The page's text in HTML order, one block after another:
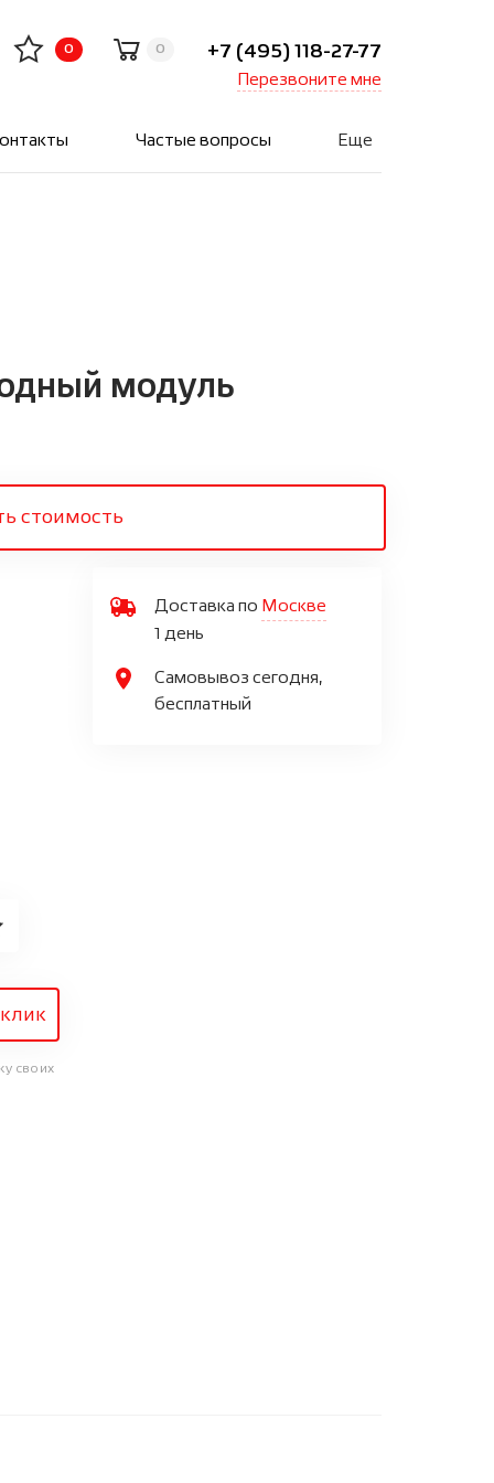
+7 (495) 118-27-77
Перезвоните мне
0
0
Частые вопросы Еще
модуль
стоимость
своих
Доставка по Москве
1 день
Самовывоз сегодня,
бесплатный